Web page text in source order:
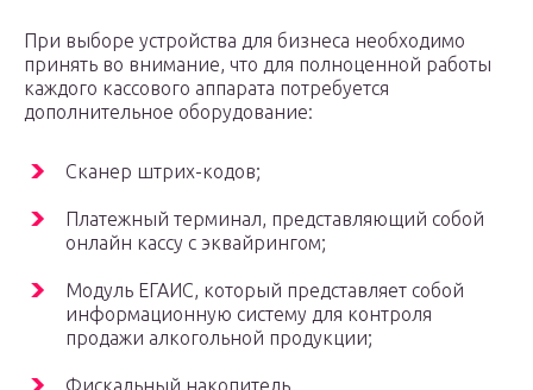
При выборе устройства для бизнеса необходимо
принять во внимание, что для полноценной работы
каждого кассового аппарата потребуется
дополнительное оборудование:
Сканер штрих-кодов;
Платежный терминал, представляющий собой
онлайн кассу с эквайрингом;
Модуль ЕГАИС, который представляет собой
информационную систему для контроля
продажи алкогольной продукции;
Фискальный накопитель.